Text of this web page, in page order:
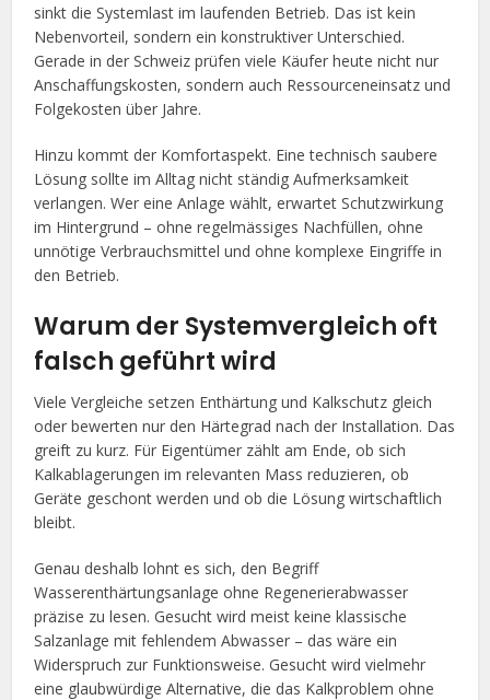
sinkt die Systemlast im laufenden Betrieb. Das ist kein
Nebenvorteil, sondern ein konstruktiver Unterschied.
Gerade in der Schweiz prüfen viele Käufer heute nicht nur
Anschaffungskosten, sondern auch Ressourceneinsatz und
Folgekosten über Jahre.
Hinzu kommt der Komfortaspekt. Eine technisch saubere
Lösung sollte im Alltag nicht ständig Aufmerksamkeit
verlangen. Wer eine Anlage wählt, erwartet Schutzwirkung
im Hintergrund – ohne regelmässiges Nachfüllen, ohne
unnötige Verbrauchsmittel und ohne komplexe Eingriffe in
den Betrieb.
Warum der Systemvergleich oft
falsch geführt wird
Viele Vergleiche setzen Enthärtung und Kalkschutz gleich
oder bewerten nur den Härtegrad nach der Installation. Das
greift zu kurz. Für Eigentümer zählt am Ende, ob sich
Kalkablagerungen im relevanten Mass reduzieren, ob
Geräte geschont werden und ob die Lösung wirtschaftlich
bleibt.
Genau deshalb lohnt es sich, den Begriff
Wasserenthärtungsanlage ohne Regenerierabwasser
präzise zu lesen. Gesucht wird meist keine klassische
Salzanlage mit fehlendem Abwasser – das wäre ein
Widerspruch zur Funktionsweise. Gesucht wird vielmehr
eine glaubwürdige Alternative, die das Kalkproblem ohne